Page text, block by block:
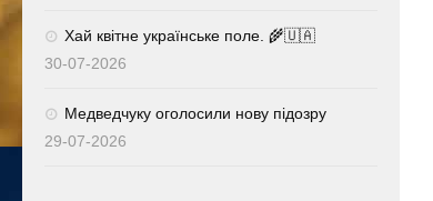
Хай квітне українське поле. 🌾🇺🇦
30-07-2026
Медведчуку оголосили нову підозру
29-07-2026